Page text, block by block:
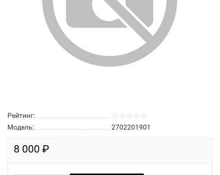
Рейтинг:
Модель:
2702201901
8 000 ₽